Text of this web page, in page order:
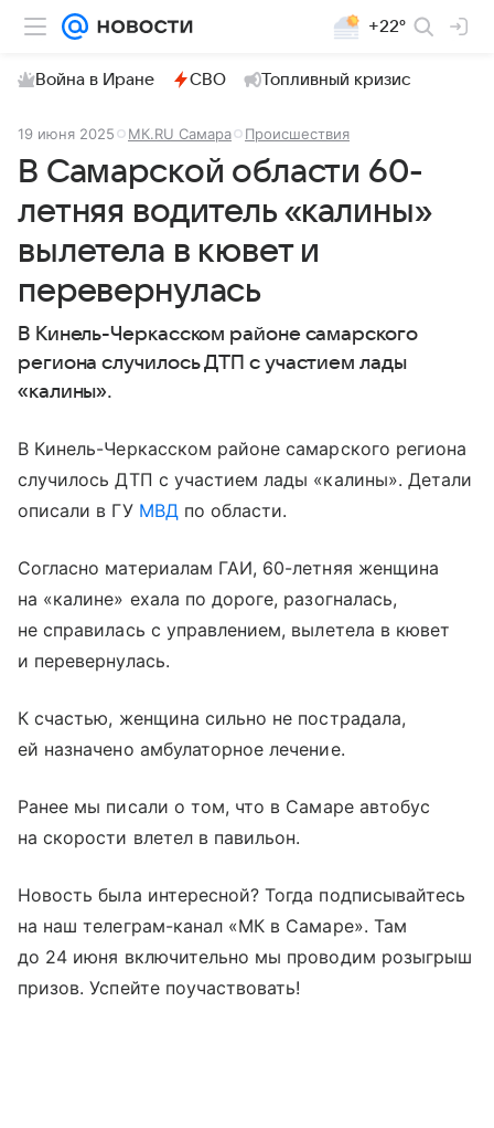
+22°
Война в Иране СВО Топливный кризис
19 июня 2025 МК.RU Самара Происшествия
В Самарской области 60-
летняя водитель «калины»
вылетела в кювет и
перевернулась
В Кинель-Черкасском районе самарского
региона случилось ДТП с участием лады
«калины».
В Кинель-Черкасском районе самарского региона
случилось ДТП с участием лады «калины». Детали
описали в ГУ МВДпо области.
Согласно материалам ГАИ, 60-летняя женщина
на «калине» ехала по дороге, разогналась,
не справилась с управлением, вылетела в кювет
и перевернулась.
К счастью, женщина сильно не пострадала,
ей назначено амбулаторное лечение.
Ранее мы писали о том, что в Самаре автобус
на скорости влетел в павильон.
Новость была интересной? Тогда подписывайтесь
на наш телеграм-канал «МК в Самаре». Там
до 24 июня включительно мы проводим розыгрыш
призов. Успейте поучаствовать!